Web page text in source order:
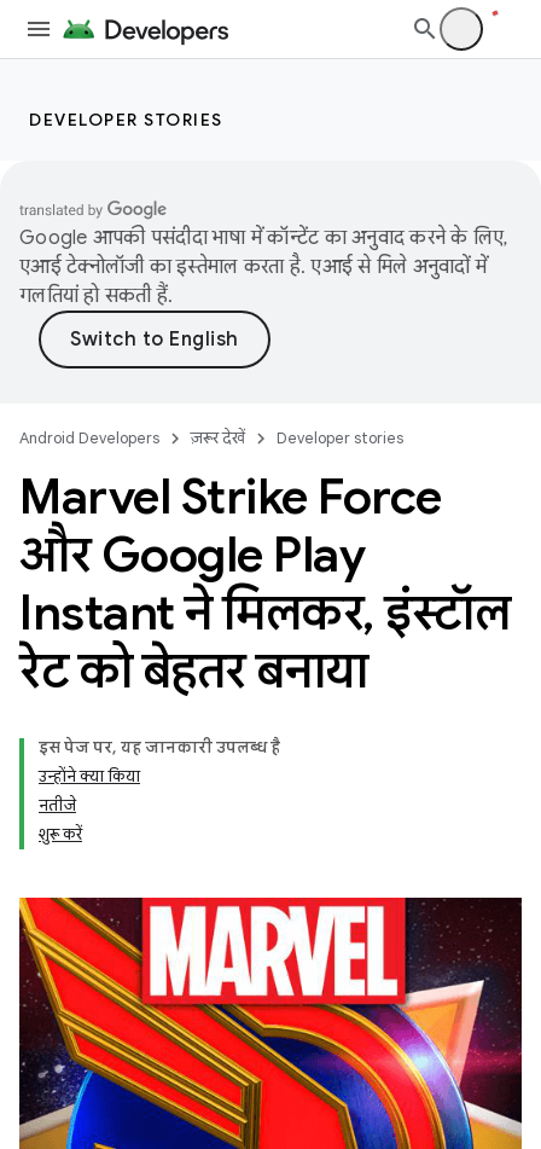
DEVELOPER STORIES
Google आपकी पसंदीदा भाषा में कॉन्टेंट का अनुवाद करने के लिए,
एआई टेक्नोलॉजी का इस्तेमाल करता है. एआई से मिले अनुवादों में
गलतियां हो सकती हैं.
Android Developers ज़रूर देखें Developer stories
Marvel Strike Force
और Google Play
Instant ने मिलकर,इंस्टॉल
रेट को बेहतर बनाया
इस पेज पर, यह जानकारी उपलब्ध है
उन्होंने क्या किया
नतीजे
शुरू करें